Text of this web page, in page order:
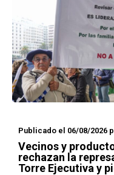
Publicado el 06/08/2026
Vecinos y
rechazan la
Torre Ejecutiva y